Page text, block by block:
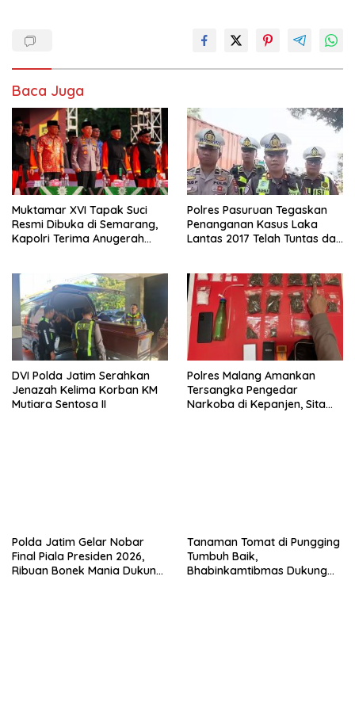
o
o
k
p
p
n
ar
e
Baca Juga
Muktamar XVI Tapak Suci
Resmi Dibuka di Semarang,
Kapolri Terima Anugerah
Polres Pasuruan Tegaskan
Penanganan Kasus Laka
Lantas 2017 Telah Tuntas dan
DVI Polda Jatim Serahkan
Jenazah Kelima Korban KM
Mutiara Sentosa II
Polres Malang Amankan
Tersangka Pengedar
Narkoba di Kepanjen, Sita
Polda Jatim Gelar Nobar
Final Piala Presiden 2026,
Ribuan Bonek Mania Dukung
Tanaman Tomat di Pungging
Tumbuh Baik,
Bhabinkamtibmas Dukung